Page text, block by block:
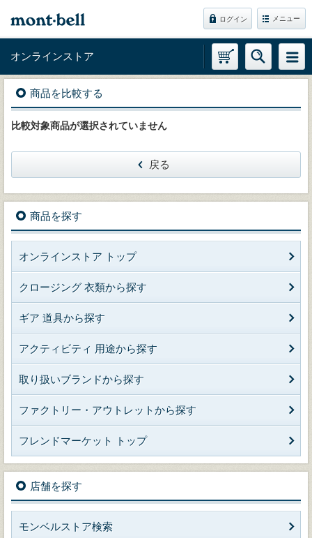
ログイン メニュー
オンラインストア
商品を比較する
比較対象商品が選択されていません
戻る
商品を探す
オンラインストア トップ
クロージング 衣類から探す
ギア 道具から探す
アクティビティ 用途から探す
取り扱いブランドから探す
ファクトリー・アウトレットから探す
フレンドマーケット トップ
店舗を探す
モンベルストア検索